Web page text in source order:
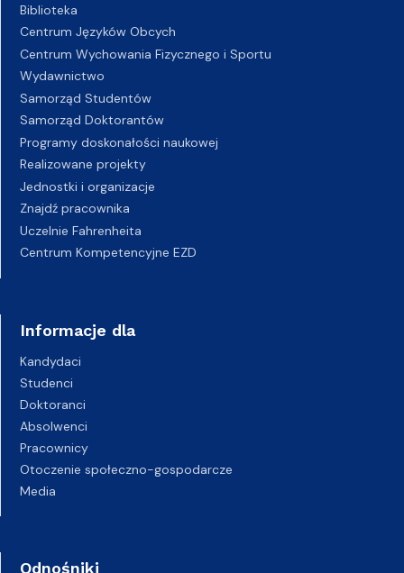
Biblioteka
Centrum Języków Obcych
Centrum Wychowania Fizycznego i Sportu
Wydawnictwo
Samorząd Studentów
Samorząd Doktorantów
Programy doskonałości naukowej
Realizowane projekty
Jednostki i organizacje
Znajdź pracownika
Uczelnie Fahrenheita
Centrum Kompetencyjne EZD
Informacje dla
Kandydaci
Studenci
Doktoranci
Absolwenci
Pracownicy
Otoczenie społeczno-gospodarcze
Media
Odnośniki